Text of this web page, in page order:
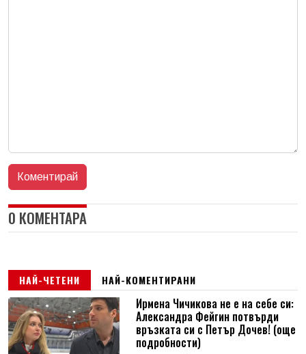
0 КОМЕНТАРА
НАЙ-ЧЕТЕНИ НАЙ-КОМЕНТИРАНИ
Ирмена Чичикова не е на себе си:
Александра Фейгин потвърди
връзката си с Петър Дочев! (още
подробности)